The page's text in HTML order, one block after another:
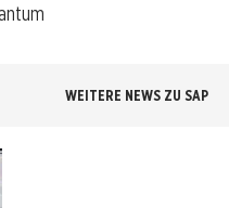
WEITERE NEWS ZU SAP